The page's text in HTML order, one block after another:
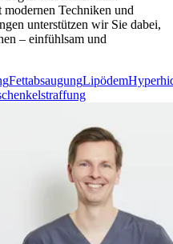
Techniken und
unterstützen wir Sie dabei,
– einfühlsam und
FettabsaugungLipödem